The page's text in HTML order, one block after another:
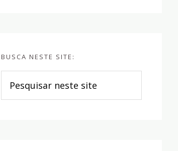
BUSCA NESTE SITE:
neste
site